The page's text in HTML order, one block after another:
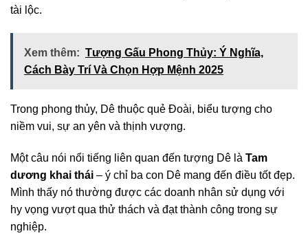
tài lộc.
Xem thêm: Tượng Gấu Phong Thủy: Ý Nghĩa,
Cách Bày Trí Và Chọn Hợp Mệnh 2025
Trong phong thủy, Dê thuộc quẻ Đoài, biểu tượng cho
niềm vui, sự an yên và thịnh vượng.
Một câu nói nổi tiếng liên quan đến tượng Dê là Tam
dương khai thái – ý chỉ ba con Dê mang đến điều tốt đẹp.
Mình thấy nó thường được các doanh nhân sử dụng với
hy vọng vượt qua thử thách và đạt thành công trong sự
nghiệp.